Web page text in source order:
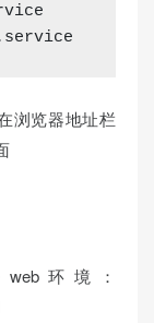
浏览器地址栏
环境：